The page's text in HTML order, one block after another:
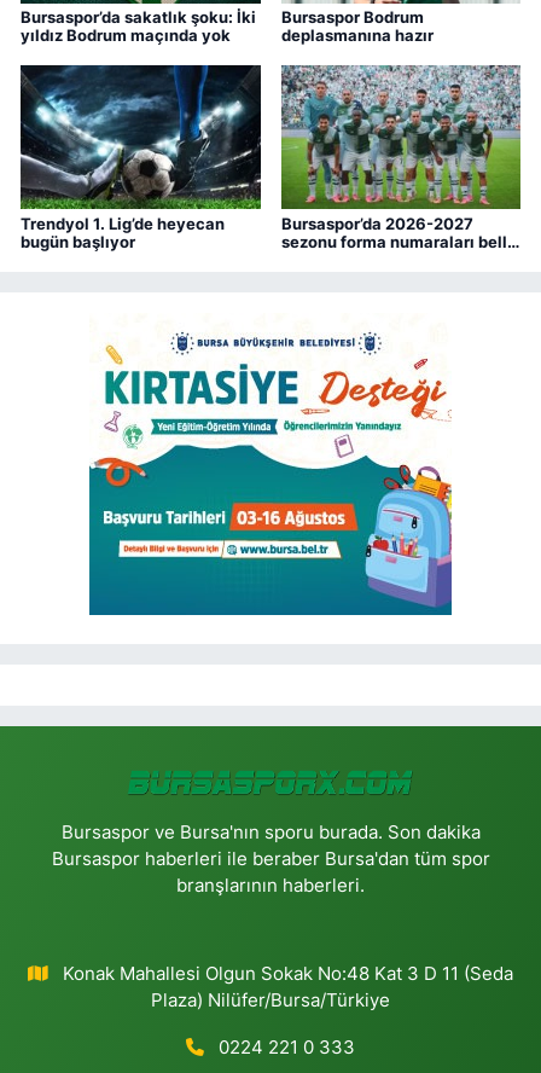
Bursaspor’da sakatlık şoku: İki
yıldız Bodrum maçında yok
Bursaspor Bodrum
deplasmanına hazır
Trendyol 1. Lig’de heyecan
bugün başlıyor
Bursaspor’da 2026-2027
sezonu forma numaraları belli
Bursaspor ve Bursa'nın sporu burada. Son dakika
Bursaspor haberleri ile beraber Bursa'dan tüm spor
branşlarının haberleri.
Konak Mahallesi Olgun Sokak No:48 Kat 3 D 11 (Seda
Plaza) Nilüfer/Bursa/Türkiye
0224 221 0 333